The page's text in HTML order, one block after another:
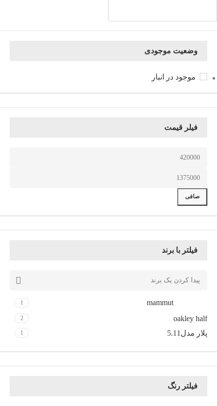
وضعیت موجودی
موجود در انبار
فیلر قیمت
صافی
فیلتر با برند
mammut
1
oakley half
2
پلار مدل5.11 1
فیلتر رنگ